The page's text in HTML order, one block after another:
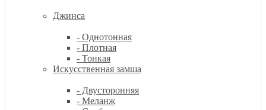
Джинса
- Однотонная
- Плотная
- Тонкая
Искусственная замша
- Двусторонняя
- Меланж